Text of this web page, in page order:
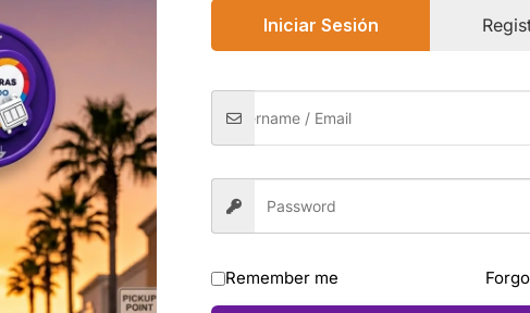
femenina creada por Fred Hayman, caracterizada por
mujeres que buscan un aroma elegante pero ligero,
suaves con un toque especiado que aporta calidez y
Iniciar Sesión
Remember me